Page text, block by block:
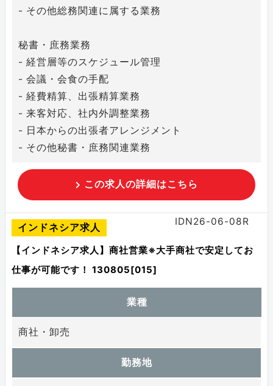
- その他総務関連に属する業務
秘書・庶務業務
- 経営層等のスケジュール管理
- 会議・会食の手配
- 経費精算、出張精算業務
- 来客対応、社内外調整業務
- 日本からの出張者アレンジメント
- その他秘書・庶務関連業務
この求人の詳細はこちら
インドネシア求人
IDN26-06-08R
【インドネシア求人】商社営業※大手商社で安定してお
仕事が可能です！ 130805[015]
業種
商社・卸売
勤務地